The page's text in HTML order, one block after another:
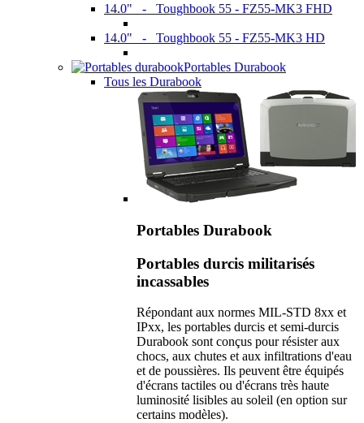
14.0" - Toughbook 55 - FZ55-MK3 FHD
14.0" - Toughbook 55 - FZ55-MK3 HD
Portables Durabook
Tous les Durabook
Portables Durabook
Portables durcis militarisés
incassables
Répondant aux normes MIL-STD 8xx et
IPxx, les portables durcis et semi-durcis
Durabook sont conçus pour résister aux
chocs, aux chutes et aux infiltrations d'eau
et de poussières. Ils peuvent être équipés
d'écrans tactiles ou d'écrans très haute
luminosité lisibles au soleil (en option sur
certains modèles).